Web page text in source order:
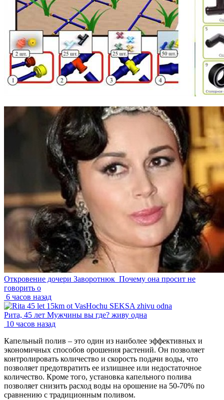
Откровение дочери Заворотнюк_Почему она просит не
говорить о
6 часов назад
Рита, 45 лет Мужчины вы где? живу одна
10 часов назад
Капельный полив – это один из наиболее эффективных и
экономичных способов орошения растений. Он позволяет
контролировать количество и скорость подачи воды, что
позволяет предотвратить ее излишнее или недостаточное
количество. Кроме того, установка капельного полива
позволяет снизить расход воды на орошение на 50-70% по
сравнению с традиционным поливом.